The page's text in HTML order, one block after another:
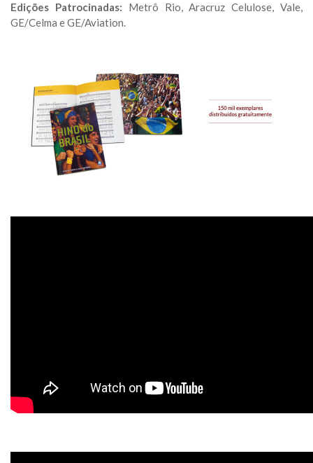
Edições Patrocinadas: Metrô Rio, Aracruz Celulose, Vale,
GE/Celma e GE/Aviation.